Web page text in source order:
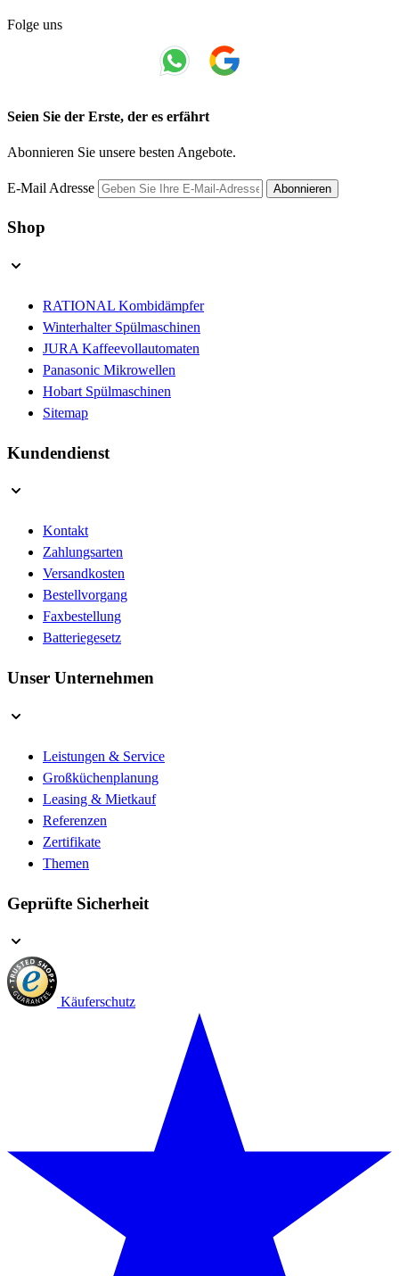
Folge uns
Seien Sie der Erste, der es erfährt
Abonnieren Sie unsere besten Angebote.
E-Mail Adresse Abonnieren
Shop
RATIONAL Kombidämpfer
Winterhalter Spülmaschinen
JURA Kaffeevollautomaten
Panasonic Mikrowellen
Hobart Spülmaschinen
Sitemap
Kundendienst
Kontakt
Zahlungsarten
Versandkosten
Bestellvorgang
Faxbestellung
Batteriegesetz
Unser Unternehmen
Leistungen & Service
Großküchenplanung
Leasing & Mietkauf
Referenzen
Zertifikate
Themen
Geprüfte Sicherheit
Käuferschutz